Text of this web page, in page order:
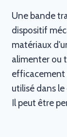
Une bande
dispositif
matériaux
alimenter ou
efficacement
utilisé dans
Il peut être